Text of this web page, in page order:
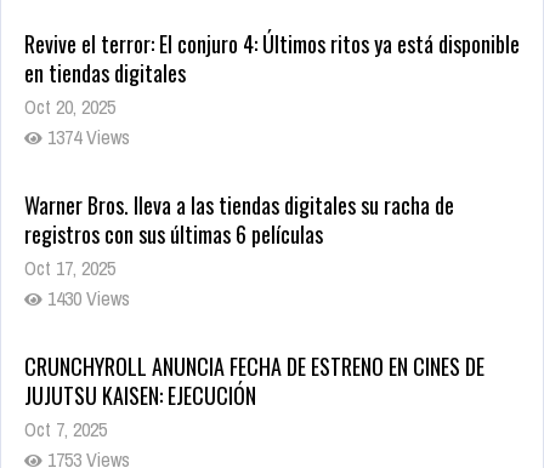
Oct 20, 2025
1374 Views
Warner Bros. lleva a las tiendas digitales su racha de
Oct 17, 2025
1430 Views
CRUNCHYROLL ANUNCIA FECHA DE ESTRENO EN CINES DE
Oct 7, 2025
1753 Views
5 Películas de Terror Basadas en la Vida Real que te Helarán